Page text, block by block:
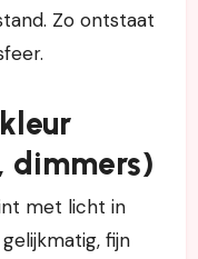
Zo ontstaat
dimmers)
met licht in
fijn